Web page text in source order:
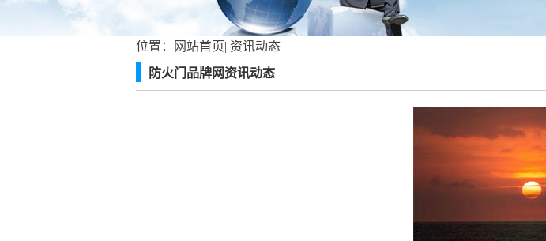
位置： 网站首页| 资讯动态
防火门品牌网资讯动态